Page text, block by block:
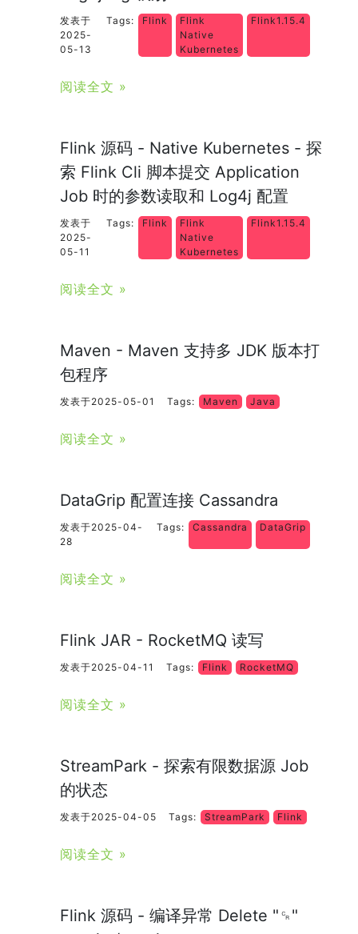
发表于
2025-
05-13
Tags: Flink
Flink
Native
Kubernetes
Flink1.15.4
阅读全文 »
Flink 源码 - Native Kubernetes - 探
索 Flink Cli 脚本提交 Application
Job 时的参数读取和 Log4j 配置
发表于
2025-
05-11
Tags: Flink
Flink
Native
Kubernetes
Flink1.15.4
阅读全文 »
Maven - Maven 支持多 JDK 版本打
包程序
发表于2025-05-01 Tags: Maven Java
阅读全文 »
DataGrip 配置连接 Cassandra
发表于2025-04-
28
Tags: Cassandra DataGrip
阅读全文 »
Flink JAR - RocketMQ 读写
发表于2025-04-11 Tags: Flink RocketMQ
阅读全文 »
StreamPark - 探索有限数据源 Job
的状态
发表于2025-04-05 Tags: StreamPark Flink
阅读全文 »
Flink 源码 - 编译异常 Delete "␍"